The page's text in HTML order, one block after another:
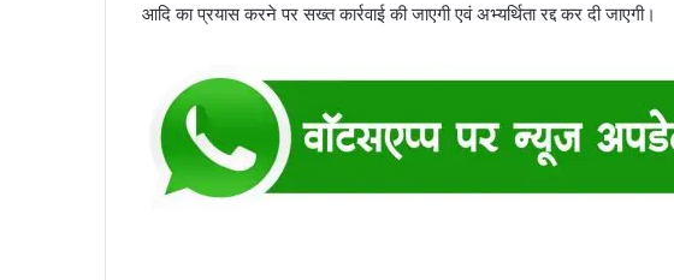
आदि का प्रयास करने पर सख्त कार्रवाई की जाएगी एवं अभ्यर्थिता रद्द कर दी जाएगी।